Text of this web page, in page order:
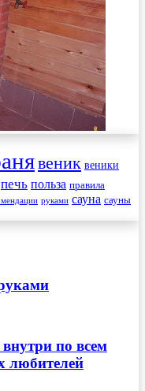
веник веники
печь польза правила
руками сауна сауны
по всем
любителей